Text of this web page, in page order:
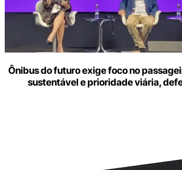
Ônibus do futuro exige foco no
sustentável e prioridade viária,